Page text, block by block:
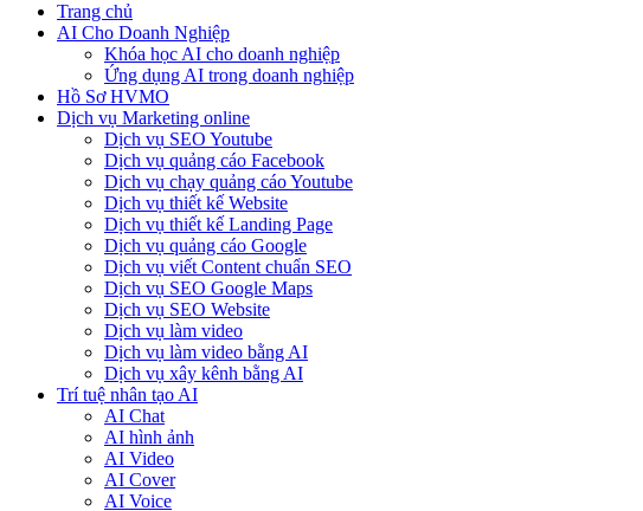
Trang chủ
AI Cho Doanh Nghiệp
Khóa học AI cho doanh nghiệp
Ứng dụng AI trong doanh nghiệp
Hồ Sơ HVMO
Dịch vụ Marketing online
Dịch vụ SEO Youtube
Dịch vụ quảng cáo Facebook
Dịch vụ chạy quảng cáo Youtube
Dịch vụ thiết kế Website
Dịch vụ thiết kế Landing Page
Dịch vụ quảng cáo Google
Dịch vụ viết Content chuẩn SEO
Dịch vụ SEO Google Maps
Dịch vụ SEO Website
Dịch vụ làm video
Dịch vụ làm video bằng AI
Dịch vụ xây kênh bằng AI
Trí tuệ nhân tạo AI
AI Chat
AI hình ảnh
AI Video
AI Cover
AI Voice